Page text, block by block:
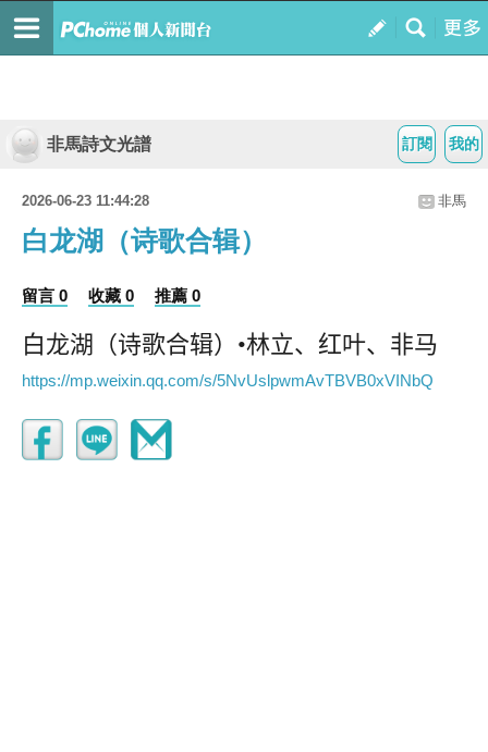
我的
訂閱
非馬詩文光譜
2026-06-23 11:44:28 非馬
白龙湖（诗歌合辑）
留言 0 收藏 0 推薦 0
白龙湖（诗歌合辑） •林立、红叶、非马
https://mp.weixin.qq.com/s/5NvUslpwmAvTBVB0xVINbQ